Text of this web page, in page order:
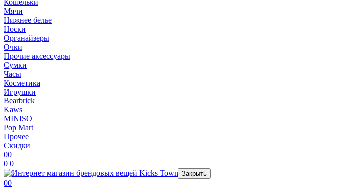
Кошельки
Мячи
Нижнее белье
Носки
Органайзеры
Очки
Прочие аксессуары
Сумки
Часы
Косметика
Игрушки
Bearbrick
Kaws
MINISO
Pop Mart
Прочее
Скидки
00
0 0
Закрыть
00